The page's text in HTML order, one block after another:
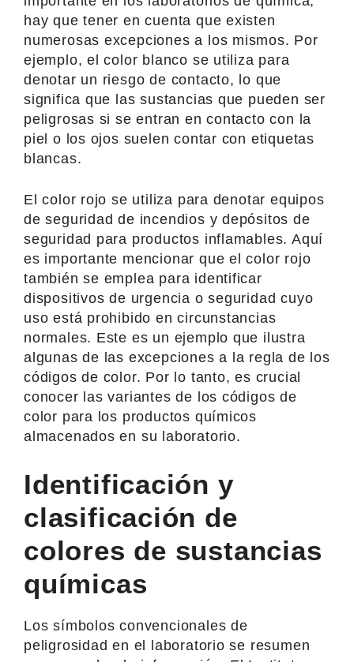
hay que tener en cuenta que existen
numerosas excepciones a los mismos. Por
ejemplo, el color blanco se utiliza para
denotar un riesgo de contacto, lo que
significa que las sustancias que pueden ser
peligrosas si se entran en contacto con la
piel o los ojos suelen contar con etiquetas
blancas.
El color rojo se utiliza para denotar equipos
de seguridad de incendios y depósitos de
seguridad para productos inflamables. Aquí
es importante mencionar que el color rojo
también se emplea para identificar
dispositivos de urgencia o seguridad cuyo
uso está prohibido en circunstancias
normales. Este es un ejemplo que ilustra
algunas de las excepciones a la regla de los
códigos de color. Por lo tanto, es crucial
conocer las variantes de los códigos de
color para los productos químicos
almacenados en su laboratorio.
Identificación y
clasificación de
colores de sustancias
químicas
Los símbolos convencionales de
peligrosidad en el laboratorio se resumen